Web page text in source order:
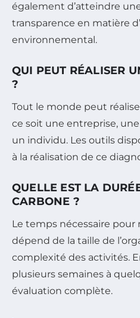
également d’atteindre
transparence en matière
environnemental.
QUI PEUT RÉALISER
?
Tout le monde peut
ce soit une entreprise,
un individu. Les outils
à la réalisation de ce
QUELLE EST LA
CARBONE ?
Le temps nécessaire pour
dépend de la taille de
complexité des activités.
plusieurs semaines à
évaluation complète.